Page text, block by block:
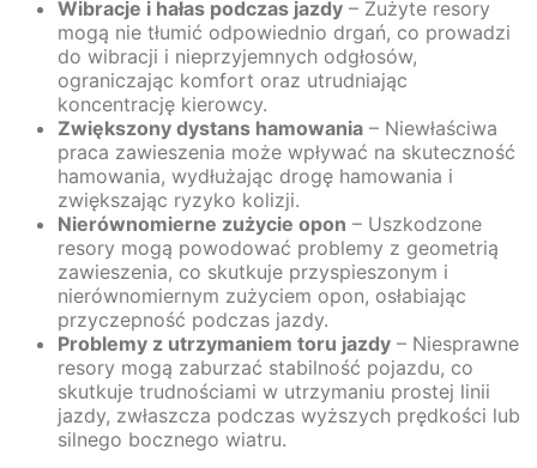
Wibracje i hałas podczas jazdy – Zużyte resory
mogą nie tłumić odpowiednio drgań, co prowadzi
do wibracji i nieprzyjemnych odgłosów,
ograniczając komfort oraz utrudniając
koncentrację kierowcy.
Zwiększony dystans hamowania – Niewłaściwa
praca zawieszenia może wpływać na skuteczność
hamowania, wydłużając drogę hamowania i
zwiększając ryzyko kolizji.
Nierównomierne zużycie opon – Uszkodzone
resory mogą powodować problemy z geometrią
zawieszenia, co skutkuje przyspieszonym i
nierównomiernym zużyciem opon, osłabiając
przyczepność podczas jazdy.
Problemy z utrzymaniem toru jazdy – Niesprawne
resory mogą zaburzać stabilność pojazdu, co
skutkuje trudnościami w utrzymaniu prostej linii
jazdy, zwłaszcza podczas wyższych prędkości lub
silnego bocznego wiatru.